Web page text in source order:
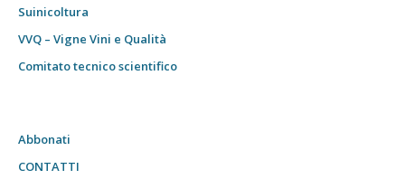
Suinicoltura
VVQ – Vigne Vini e Qualità
Comitato tecnico scientifico
Abbonati
CONTATTI